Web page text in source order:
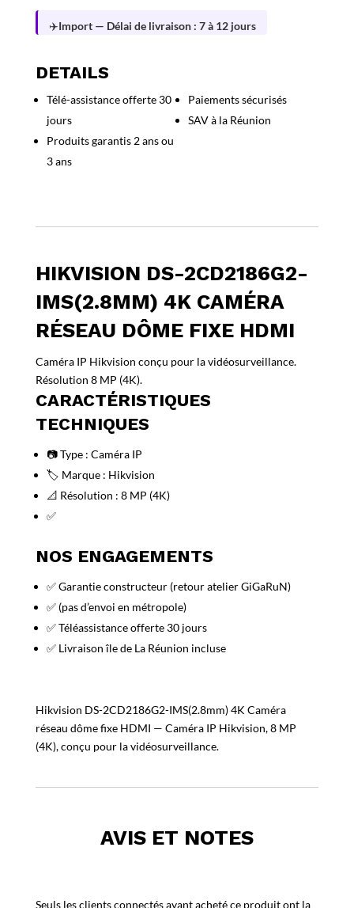
✈️Import — Délai de livraison : 7 à 12 jours
DETAILS
Télé-assistance offerte 30
jours
Produits garantis 2 ans ou
3 ans
Paiements sécurisés
SAV à la Réunion
HIKVISION DS-2CD2186G2-
IMS(2.8MM) 4K CAMÉRA
RÉSEAU DÔME FIXE HDMI
Caméra IP Hikvision conçu pour la vidéosurveillance.
Résolution 8 MP (4K).
CARACTÉRISTIQUES
TECHNIQUES
📷 Type : Caméra IP
🏷️ Marque : Hikvision
📐 Résolution : 8 MP (4K)
✅
NOS ENGAGEMENTS
✅ Garantie constructeur (retour atelier GiGaRuN)
✅ (pas d’envoi en métropole)
✅ Téléassistance offerte 30 jours
✅ Livraison île de La Réunion incluse
Hikvision DS-2CD2186G2-IMS(2.8mm) 4K Caméra
réseau dôme fixe HDMI — Caméra IP Hikvision, 8 MP
(4K), conçu pour la vidéosurveillance.
AVIS ET NOTES
Seuls les clients connectés ayant acheté ce produit ont la